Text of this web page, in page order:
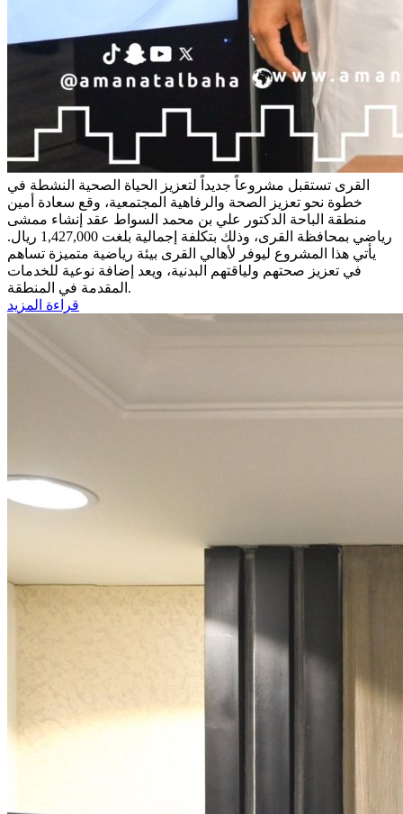
القرى تستقبل مشروعاً جديداً لتعزيز الحياة الصحية النشطة في
خطوة نحو تعزيز الصحة والرفاهية المجتمعية، وقع سعادة أمين
منطقة الباحة الدكتور علي بن محمد السواط عقد إنشاء ممشى
رياضي بمحافظة القرى، وذلك بتكلفة إجمالية بلغت 1,427,000 ريال.
يأتي هذا المشروع ليوفر لأهالي القرى بيئة رياضية متميزة تساهم
في تعزيز صحتهم ولياقتهم البدنية، ويعد إضافة نوعية للخدمات
المقدمة في المنطقة.
قراءة المزيد